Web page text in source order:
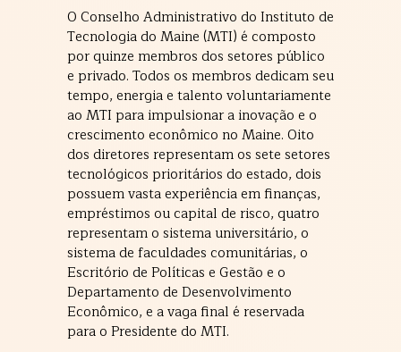
O Conselho Administrativo do Instituto de
Tecnologia do Maine (MTI) é composto
por quinze membros dos setores público
e privado. Todos os membros dedicam seu
tempo, energia e talento voluntariamente
ao MTI para impulsionar a inovação e o
crescimento econômico no Maine. Oito
dos diretores representam os sete setores
tecnológicos prioritários do estado, dois
possuem vasta experiência em finanças,
empréstimos ou capital de risco, quatro
representam o sistema universitário, o
sistema de faculdades comunitárias, o
Escritório de Políticas e Gestão e o
Departamento de Desenvolvimento
Econômico, e a vaga final é reservada
para o Presidente do MTI.